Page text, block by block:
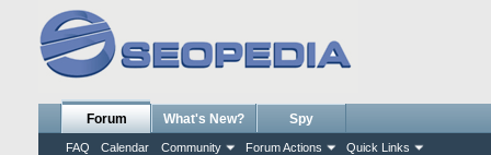
Forum
FAQ Calendar Community Forum Actions Quick Links
What's New? Spy